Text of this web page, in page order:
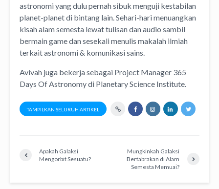
astronomiyang dulu pernah sibuk menguji kestabilan
planet-planet di bintang lain. Sehari-hari menuangkan
kisah alam semesta lewattulisandanaudio sambil
bermain game dan sesekali menulis makalah ilmiah
terkait astronomi & komunikasi sains.
Avivah juga bekerja sebagai Project Manager 365
Days Of Astronomydi Planetary Science Institute
TAMPILKAN SELURUH ARTIKEL
Apakah Galaksi
Mengorbit Sesuatu?
Mungkinkah Galaksi
Bertabrakan di Alam
Semesta Memuai?